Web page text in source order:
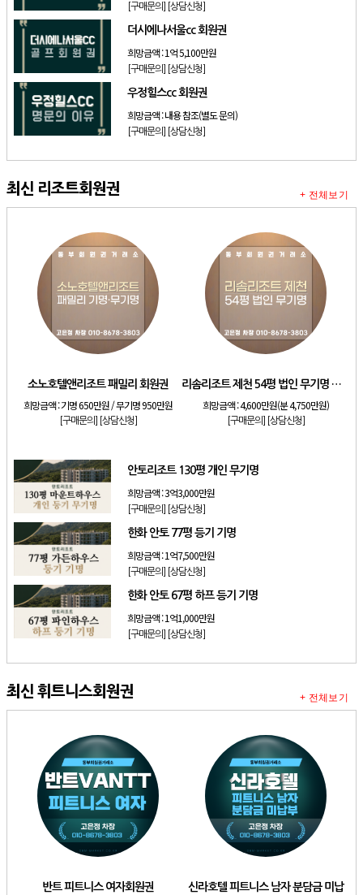
[구매문의] [상담신청]
더시에나서울cc 회원권
희망금액 :1억 5,100만원
[구매문의] [상담신청]
우정힐스cc 회원권
희망금액 :내용 참조(별도 문의)
[구매문의] [상담신청]
최신 리조트회원권
소노호텔앤리조트 패밀리 회원권
희망금액 :기명 650만원 / 무기명 950만원
[구매문의] [상담신청]
리솜리조트 제천 54평 법인 무기명 회원제
희망금액 :4,600만원(분 4,750만원)
[구매문의] [상담신청]
안토리조트 130평 개인 무기명
희망금액 :3억3,000만원
[구매문의] [상담신청]
한화 안토 77평 등기 기명
희망금액 :1억7,500만원
[구매문의] [상담신청]
한화 안토 67평 하프 등기 기명
희망금액 :1억1,000만원
[구매문의] [상담신청]
+ 전체보기
최신 휘트니스회원권
반트 피트니스 여자회원권 신라호텔 피트니스 남자 분담금 미납
+ 전체보기